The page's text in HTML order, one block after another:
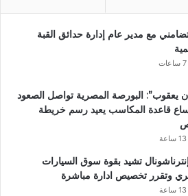
مع مدير عام إدارة حدائق القبة
يعقوب”: البورصة المصرية تواصل الصعود
قاعدة المكاسب يعيد رسم خريطة
تشيد بقوة سوق السيارات
وتقرر تخصيص ادارة مباشرة